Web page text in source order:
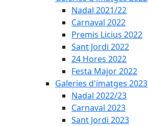
Nadal 2021/22
Carnaval 2022
Premis Licius 2022
Sant Jordi 2022
24 Hores 2022
Festa Major 2022
Galeries d'imatges 2023
Nadal 2022/23
Carnaval 2023
Sant Jordi 2023